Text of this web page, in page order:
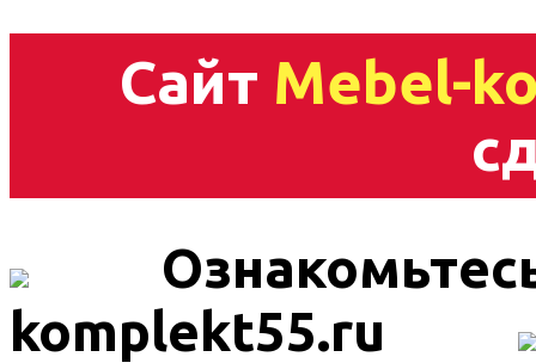
Сайт Mebel-
komplekt55.ru